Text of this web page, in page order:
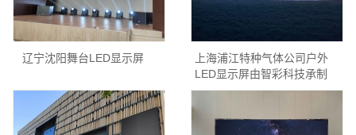
辽宁沈阳舞台LED显示屏
上海浦江特种气体公司户外
LED显示屏由智彩科技承制